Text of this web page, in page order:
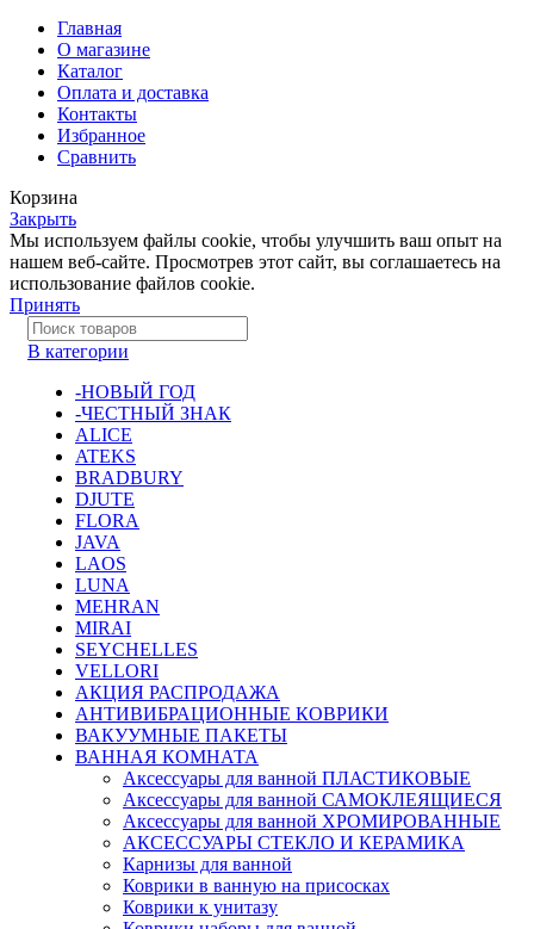
Главная
О магазине
Каталог
Оплата и доставка
Контакты
Избранное
Сравнить
Корзина
Закрыть
Мы используем файлы cookie, чтобы улучшить ваш опыт на
нашем веб-сайте. Просмотрев этот сайт, вы соглашаетесь на
использование файлов cookie.
Принять
В категории
-НОВЫЙ ГОД
-ЧЕСТНЫЙ ЗНАК
ALICE
ATEKS
BRADBURY
DJUTE
FLORA
JAVA
LAOS
LUNA
MEHRAN
MIRAI
SEYCHELLES
VELLORI
АКЦИЯ РАСПРОДАЖА
АНТИВИБРАЦИОННЫЕ КОВРИКИ
ВАКУУМНЫЕ ПАКЕТЫ
ВАННАЯ КОМНАТА
Аксессуары для ванной ПЛАСТИКОВЫЕ
Аксессуары для ванной САМОКЛЕЯЩИЕСЯ
Аксессуары для ванной ХРОМИРОВАННЫЕ
АКСЕССУАРЫ СТЕКЛО И КЕРАМИКА
Карнизы для ванной
Коврики в ванную на присосках
Коврики к унитазу